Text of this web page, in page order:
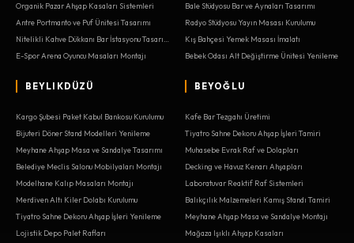
Organik Pazar Ahşap Kasaları Sistemleri
Antre Portmanto ve Puf Ünitesi Tasarımı
E-Spor Arena Oyuncu Masaları Montajı
Bale Stüdyosu Bar ve Aynaları Tasarımı
Radyo Stüdyosu Yayın Masası Kurulumu
Kış Bahçesi Yemek Masası İmalatı
Bebek Odası Alt Değiştirme Ünitesi Yenileme
BEYLIKDÜZÜ
Kargo Şubesi Paket Kabul Bankosu Kurulumu
Bijuteri Döner Stand Modelleri Yenileme
Meyhane Ahşap Masa ve Sandalye Tasarımı
Belediye Meclis Salonu Mobilyaları Montajı
Modelhane Kalıp Masaları Montajı
Merdiven Altı Kiler Dolabı Kurulumu
Tiyatro Sahne Dekoru Ahşap İşleri Yenileme
Lojistik Depo Palet Rafları
BEYOĞLU
Kafe Bar Tezgahı Üretimi
Tiyatro Sahne Dekoru Ahşap İşleri Tamiri
Muhasebe Evrak Raf ve Dolapları
Decking ve Havuz Kenarı Ahşapları
Laboratuvar Reaktif Raf Sistemleri
Balıkçılık Malzemeleri Kamış Standı Tamiri
Meyhane Ahşap Masa ve Sandalye Montajı
Mağaza Işıklı Ahşap Kasaları